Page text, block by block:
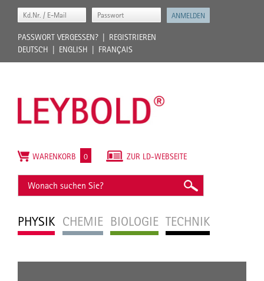
PASSWORT VERGESSEN?
REGISTRIEREN
DEUTSCH
ENGLISH FRANÇAIS
PHYSIK CHEMIE BIOLOGIE TECHNIK
ZUR LD-WEBSEITE
WARENKORB 0